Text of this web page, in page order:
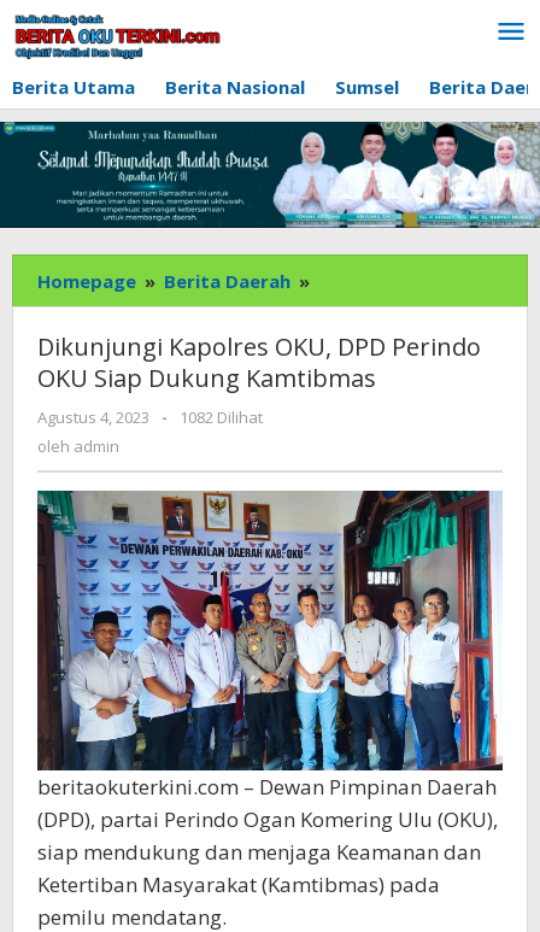
Lewati
ke
konten
Berita Utama
Berita Nasional Sumsel Berita
Homepage » Berita Daerah »
Kapolres
DPD
Perindo
Dukung
Kamtibmas
Dikunjungi Kapolres OKU, DPD Perindo
OKU Siap Dukung Kamtibmas
Agustus 4, 2023
oleh
-
1082 Dilihat
oleh admin
beritaokuterkini.com – Dewan Pimpinan Daerah
(DPD), partai Perindo Ogan Komering Ulu (OKU),
siap mendukung dan menjaga Keamanan dan
Ketertiban Masyarakat (Kamtibmas) pada
pemilu mendatang.